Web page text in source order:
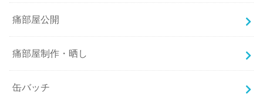
痛部屋公開
痛部屋制作・晒し
缶バッチ